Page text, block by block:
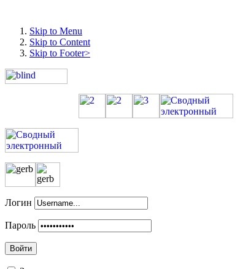
Skip to Menu
Skip to Content
Skip to Footer>
Логин
Пароль
Войти